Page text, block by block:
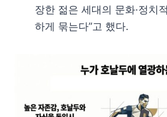
장한 젊은 세대의 문화·정치
하게 묶는다”고 했다.